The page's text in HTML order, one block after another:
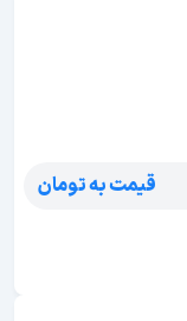
قیمت به تومان